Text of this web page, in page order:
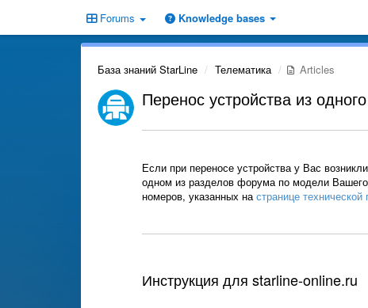
Forums Knowledge bases
База знаний StarLine Телематика Articles
Перенос устройства из
Если при переносе устройства у Вас
одном из разделов форума по модели
номеров, указанных настранице
Инструкция для starline-online.ru